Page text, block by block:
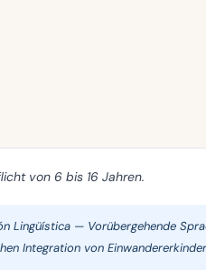
von 6 bis 16 Jahren.
Lingüística — Vorübergehende
Integration von